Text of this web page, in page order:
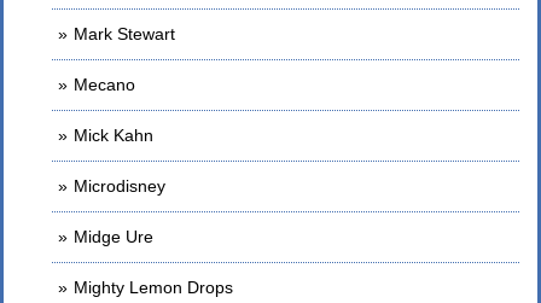
Mark Stewart
Mecano
Mick Kahn
Microdisney
Midge Ure
Mighty Lemon Drops